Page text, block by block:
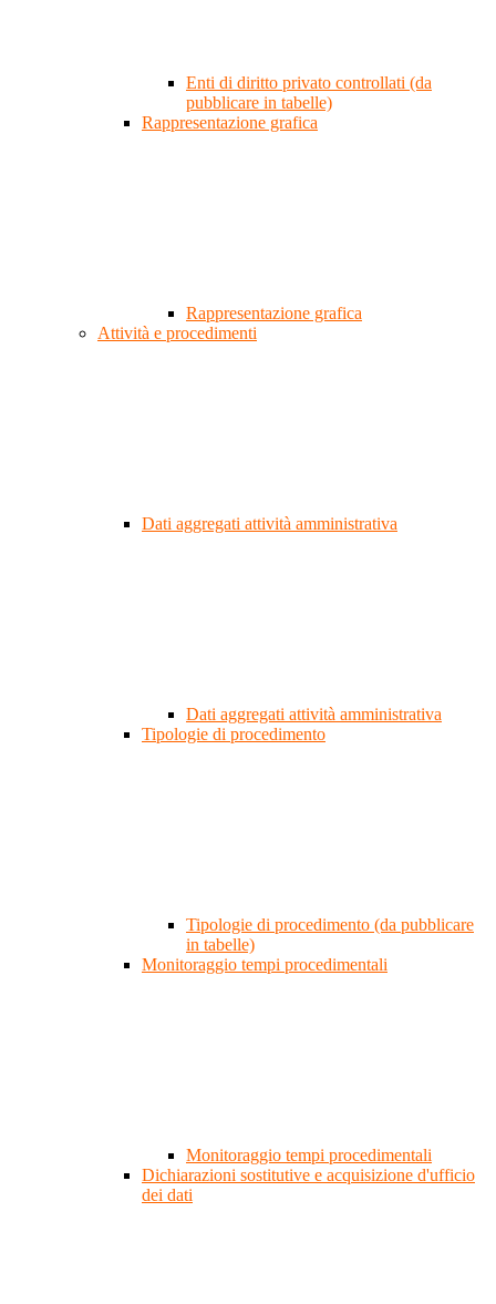
Enti di diritto privato controllati (da
pubblicare in tabelle)
Rappresentazione grafica
Rappresentazione grafica
Attività e procedimenti
Dati aggregati attività amministrativa
Dati aggregati attività amministrativa
Tipologie di procedimento
Tipologie di procedimento (da pubblicare
in tabelle)
Monitoraggio tempi procedimentali
Monitoraggio tempi procedimentali
Dichiarazioni sostitutive e acquisizione d'ufficio
dei dati